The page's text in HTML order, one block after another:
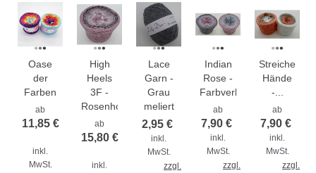
Oase
der
Farben
ab
11,85 €
inkl.
MwSt.
High
Heels
3F -
Rosenholz...
ab
15,80 €
inkl.
Lace
Garn -
Grau
meliert
2,95 €
inkl.
MwSt.
zzgl.
Indian
Rose -
Farbverlaufsgarn...
ab
7,90 €
inkl.
MwSt.
zzgl.
Streichelnde
Hände
-...
ab
7,90 €
inkl.
MwSt.
zzgl.